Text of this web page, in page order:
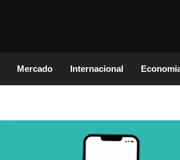
Mercado Internacional